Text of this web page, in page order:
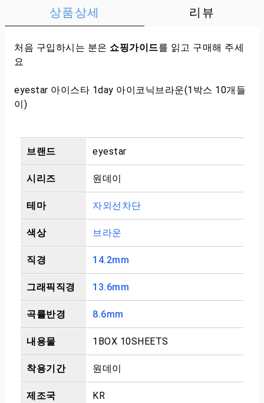
상품상세 리뷰
처음 구입하시는 분은 쇼핑가이드를 읽고 구매해 주세
요
eyestar 아이스타 1day 아이코닉브라운(1박스 10개들
이)
브랜드 eyestar
시리즈 원데이
테마 자외선차단
색상 브라운
직경 14.2mm
그래픽직경 13.6mm
곡률반경 8.6mm
내용물 1BOX 10SHEETS
착용기간 원데이
제조국 KR